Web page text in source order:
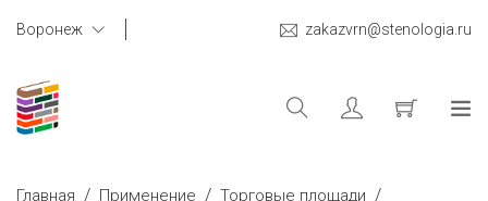
Воронеж zakazvrn@stenologia.ru
Главная / Применение / Торговые площади /